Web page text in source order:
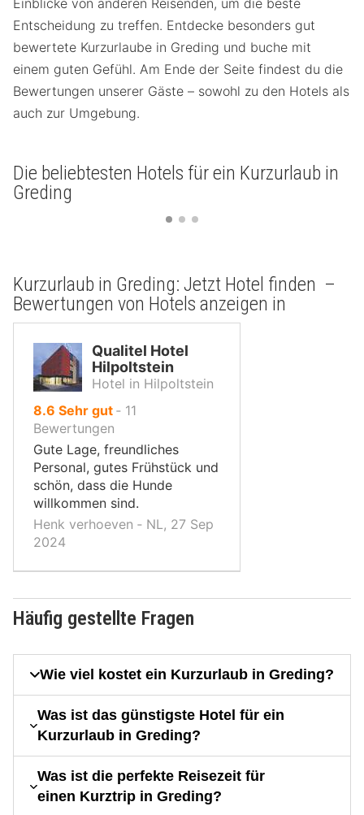
Einblicke von anderen Reisenden, um die beste
Entscheidung zu treffen. Entdecke besonders gut
bewertete Kurzurlaube in Greding und buche mit
einem guten Gefühl. Am Ende der Seite findest du die
Bewertungen unserer Gäste – sowohl zu den Hotels als
auch zur Umgebung.
Die beliebtesten Hotels für ein Kurzurlaub in
Greding
Kurzurlaub in Greding: Jetzt Hotel finden –
Bewertungen von Hotels anzeigen in
Qualitel Hotel
Hilpoltstein
Hotel in Hilpoltstein
8.6 von
10,
Sehr gut ‐ 11
Bewertungen
Gute Lage, freundliches
Personal, gutes Frühstück und
schön, dass die Hunde
willkommen sind.
Henk verhoeven ‐ NL, 27 Sep
2024
Häufig gestellte Fragen
Wie viel kostet ein Kurzurlaub in Greding?
Was ist das günstigste Hotel für ein
Kurzurlaub in Greding?
Was ist die perfekte Reisezeit für
einen Kurztrip in Greding?